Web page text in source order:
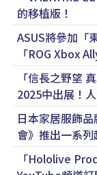
的移植版！
ASUS將參加「
「ROG Xbox
「信長之野望
2025中出展！
日本家居服飾
會》推出一系列
「Hololive